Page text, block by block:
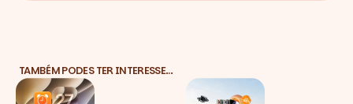
TAMBÉM PODES TER INTERESSE…